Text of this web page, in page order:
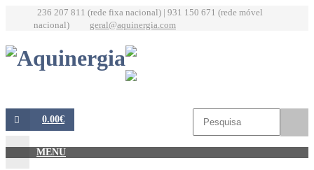
236 207 811 (rede fixa nacional) | 931 150 671 (rede móvel
nacional)
geral@aquinergia.com
0.00€
MENU